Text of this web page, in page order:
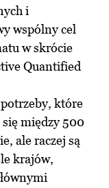
i
wspólny cel
w skrócie
Quantified
które
się między 500
ale raczej są
krajów,